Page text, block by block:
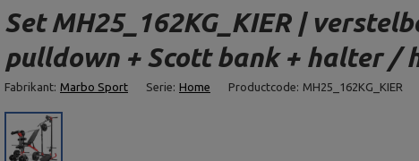
Set MH25_162KG_KIER |
pulldown + Scott bank + halter /
Fabrikant: Marbo Sport Serie: Home Productcode: MH25_162KG_KIER